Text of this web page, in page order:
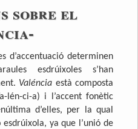
sobre el
d’accentuació determinen
esdrúixoles s’han
Valéncia està composta
lén-ci-a) i l’accent fonètic
d’elles, per la qual
ya que l’unió de